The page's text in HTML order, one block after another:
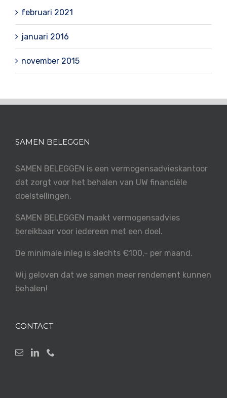
februari 2021
januari 2016
november 2015
SAMEN BELEGGEN
SAMEN BELEGGEN is een vermogensadvieskantoor
dat zorgt voor het behalen van UW financiële
doelstellingen.
SAMEN BELEGGEN maakt vermogensadvies
bereikbaar voor iedereen met een doel.
De minimale inleg is slechts €100,- per maand.
Wij geloven dat we samen meer rendement kunnen
behalen!
CONTACT